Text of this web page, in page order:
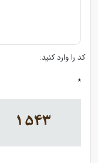
کد را وارد کنید:
*